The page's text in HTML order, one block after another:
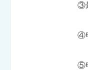
③
④
⑤